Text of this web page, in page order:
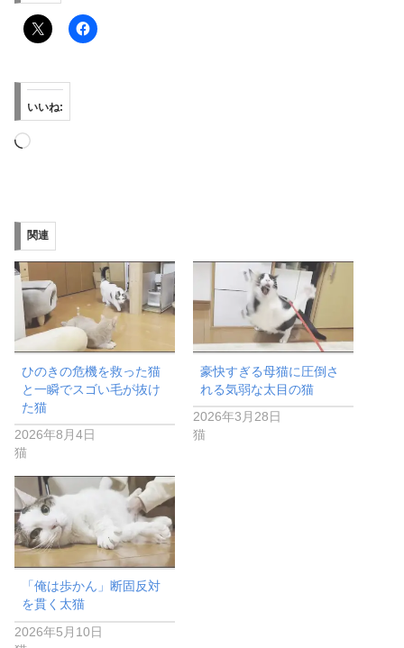
いいね:
読
み
中…
関連
ひのきの危機を救った猫
と一瞬でスゴい毛が抜け
た猫
2026年8月4日
猫
豪快すぎる母猫に圧倒さ
れる気弱な太目の猫
2026年3月28日
猫
「俺は歩かん」断固反対
を貫く太猫
2026年5月10日